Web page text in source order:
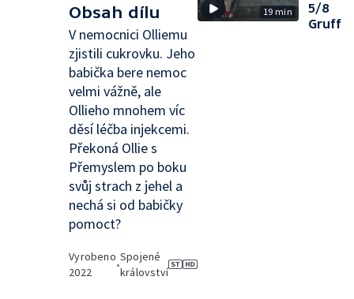
Obsah dílu
V nemocnici Olliemu
zjistili cukrovku. Jeho
babička bere nemoc
velmi vážně, ale
Ollieho mnohem víc
děsí léčba injekcemi.
Překoná Ollie s
Přemyslem po boku
svůj strach z jehel a
nechá si od babičky
pomoct?
Vyrobeno
2022
•
Spojené
království
19 min
5/8
Gruff